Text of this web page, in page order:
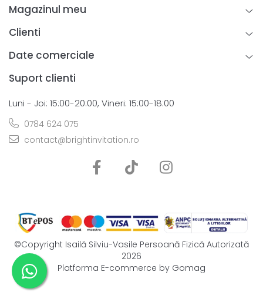
Magazinul meu
Clienti
Date comerciale
Suport clienti
Luni - Joi: 15:00-20:00, Vineri: 15:00-18:00
0784 624 075
contact@brightinvitation.ro
©Copyright Isailă Silviu-Vasile Persoană Fizică Autorizată
2026
Platforma E-commerce by Gomag